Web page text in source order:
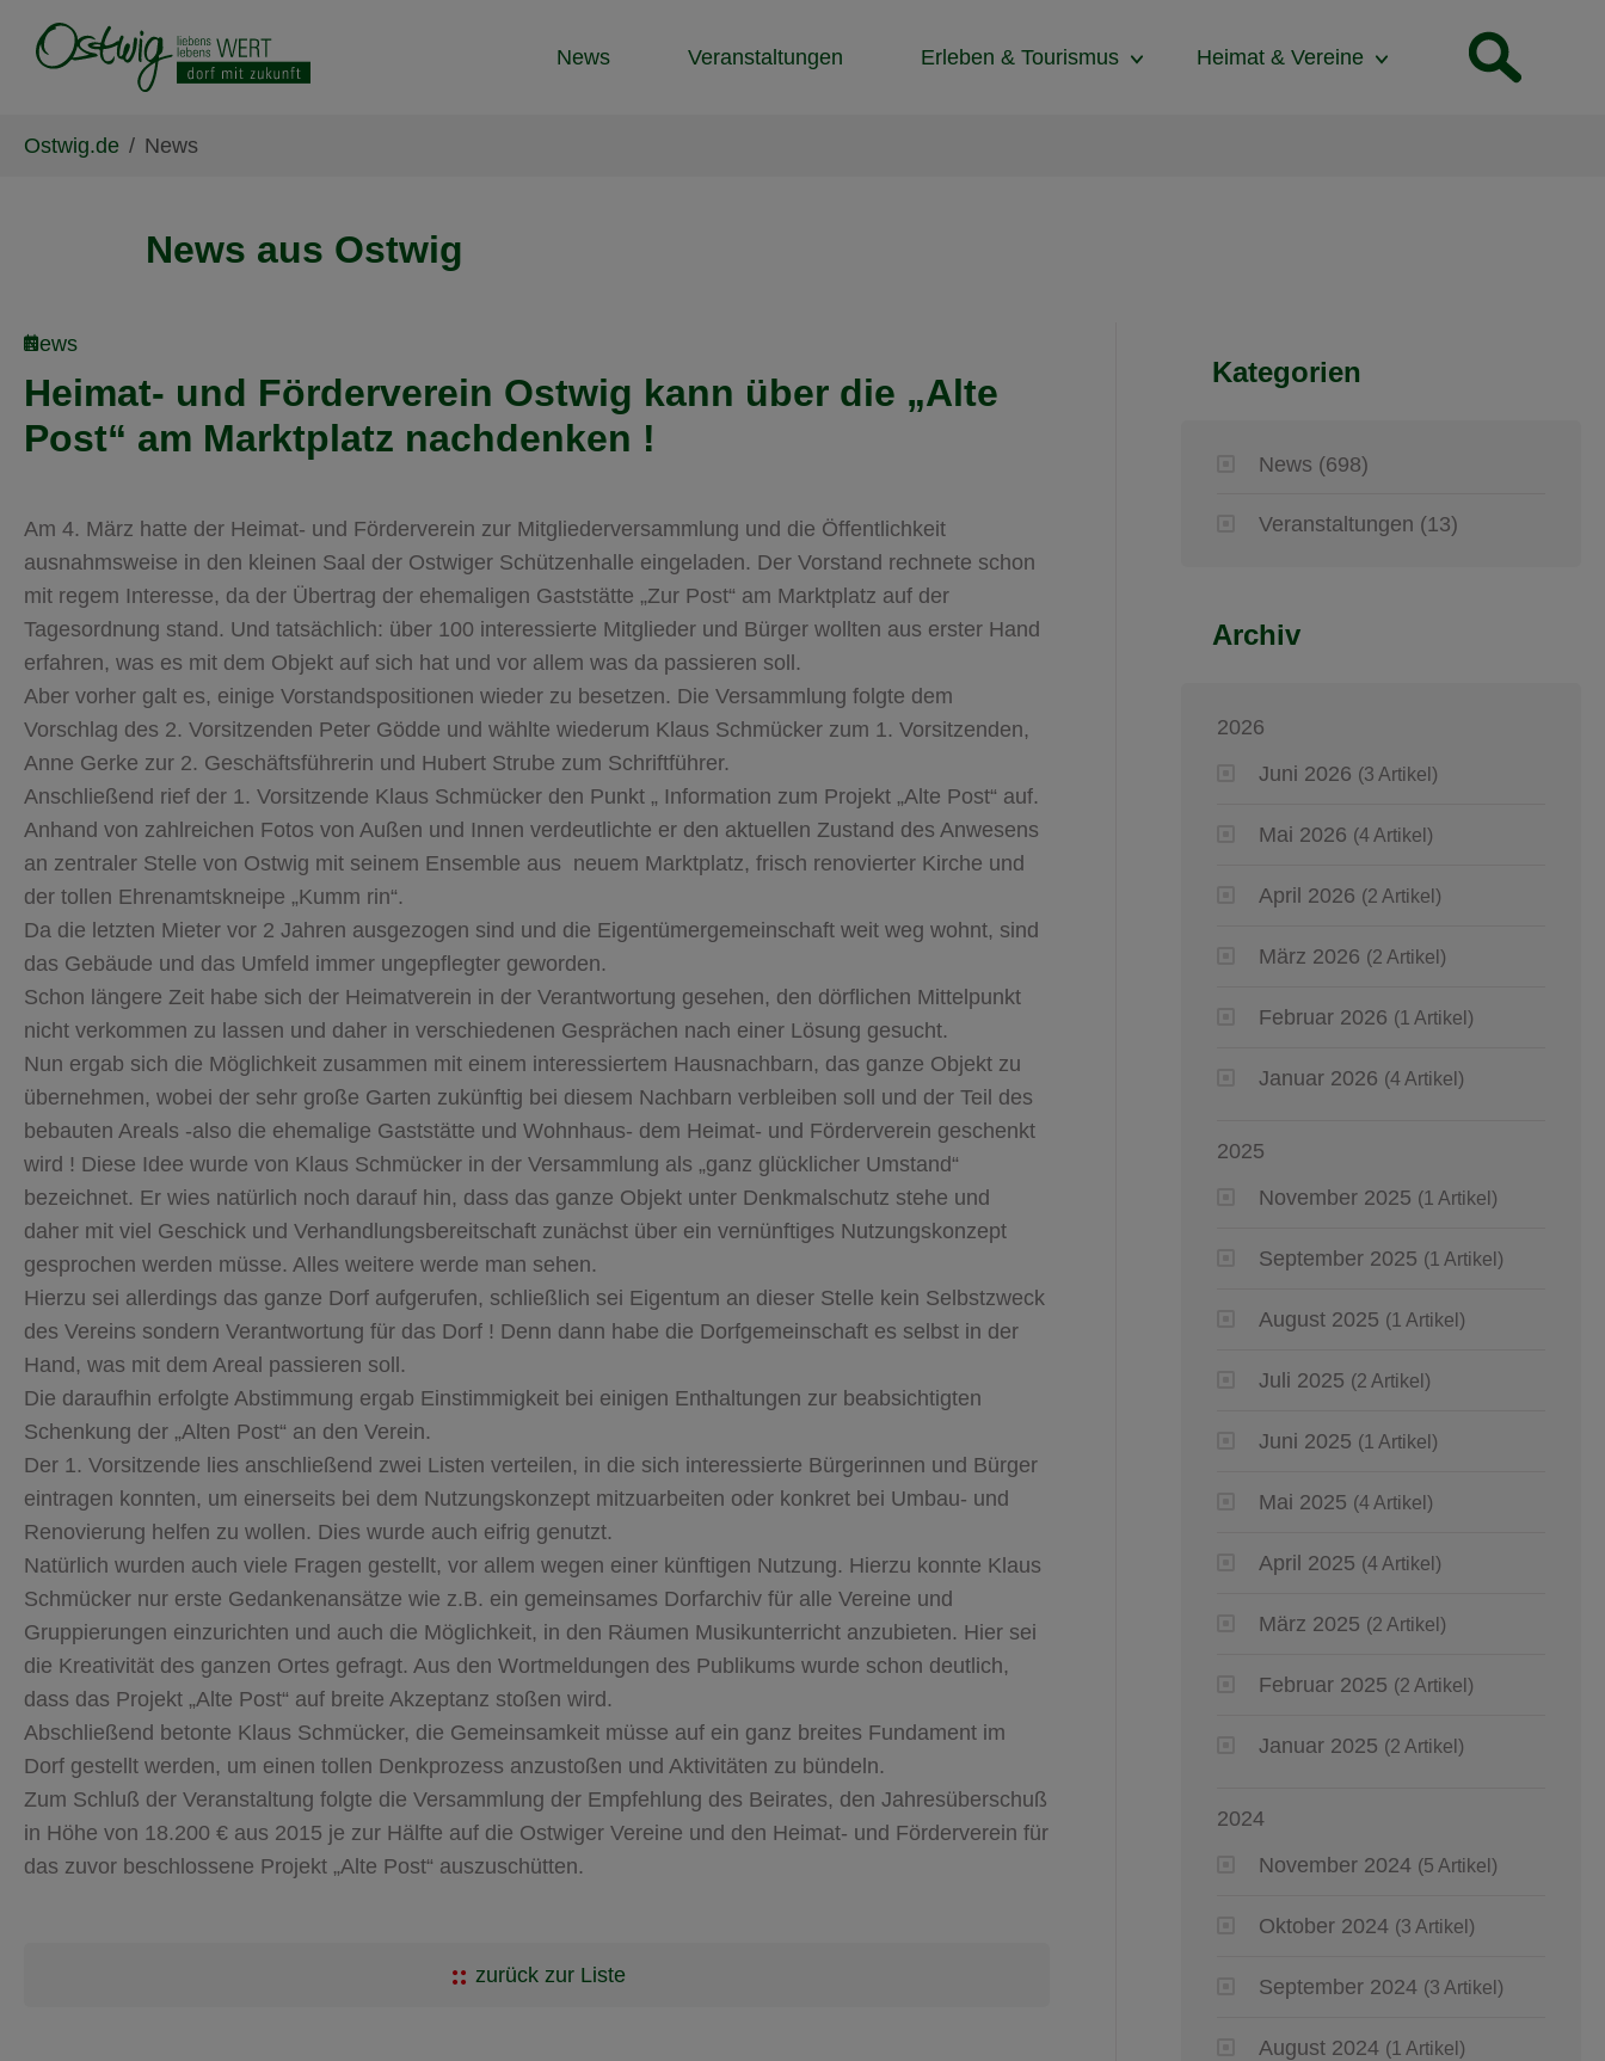
News
Veranstaltungen Erleben & Tourismus Heimat & Vereine
Ostwig.de News
News aus Ostwig
News
Heimat- und Förderverein Ostwig kann über die „Alte
Post“ am Marktplatz nachdenken !
Am 4. März hatte der Heimat- und Förderverein zur Mitgliederversammlung und die Öffentlichkeit
ausnahmsweise in den kleinen Saal der Ostwiger Schützenhalle eingeladen. Der Vorstand rechnete schon
mit regem Interesse, da der Übertrag der ehemaligen Gaststätte „Zur Post“ am Marktplatz auf der
Tagesordnung stand. Und tatsächlich: über 100 interessierte Mitglieder und Bürger wollten aus erster Hand
erfahren, was es mit dem Objekt auf sich hat und vor allem was da passieren soll.
Aber vorher galt es, einige Vorstandspositionen wieder zu besetzen. Die Versammlung folgte dem
Vorschlag des 2. Vorsitzenden Peter Gödde und wählte wiederum Klaus Schmücker zum 1. Vorsitzenden,
Anne Gerke zur 2. Geschäftsführerin und Hubert Strube zum Schriftführer.
Anschließend rief der 1. Vorsitzende Klaus Schmücker den Punkt „ Information zum Projekt „Alte Post“ auf.
Anhand von zahlreichen Fotos von Außen und Innen verdeutlichte er den aktuellen Zustand des Anwesens
an zentraler Stelle von Ostwig mit seinem Ensemble aus neuem Marktplatz, frisch renovierter Kirche und
der tollen Ehrenamtskneipe „Kumm rin“.
Da die letzten Mieter vor 2 Jahren ausgezogen sind und die Eigentümergemeinschaft weit weg wohnt, sind
das Gebäude und das Umfeld immer ungepflegter geworden.
Schon längere Zeit habe sich der Heimatverein in der Verantwortung gesehen, den dörflichen Mittelpunkt
nicht verkommen zu lassen und daher in verschiedenen Gesprächen nach einer Lösung gesucht.
Nun ergab sich die Möglichkeit zusammen mit einem interessiertem Hausnachbarn, das ganze Objekt zu
übernehmen, wobei der sehr große Garten zukünftig bei diesem Nachbarn verbleiben soll und der Teil des
bebauten Areals -also die ehemalige Gaststätte und Wohnhaus- dem Heimat- und Förderverein geschenkt
wird ! Diese Idee wurde von Klaus Schmücker in der Versammlung als „ganz glücklicher Umstand“
bezeichnet. Er wies natürlich noch darauf hin, dass das ganze Objekt unter Denkmalschutz stehe und
daher mit viel Geschick und Verhandlungsbereitschaft zunächst über ein vernünftiges Nutzungskonzept
gesprochen werden müsse. Alles weitere werde man sehen.
Hierzu sei allerdings das ganze Dorf aufgerufen, schließlich sei Eigentum an dieser Stelle kein Selbstzweck
des Vereins sondern Verantwortung für das Dorf ! Denn dann habe die Dorfgemeinschaft es selbst in der
Hand, was mit dem Areal passieren soll.
Die daraufhin erfolgte Abstimmung ergab Einstimmigkeit bei einigen Enthaltungen zur beabsichtigten
Schenkung der „Alten Post“ an den Verein.
Der 1. Vorsitzende lies anschließend zwei Listen verteilen, in die sich interessierte Bürgerinnen und Bürger
eintragen konnten, um einerseits bei dem Nutzungskonzept mitzuarbeiten oder konkret bei Umbau- und
Renovierung helfen zu wollen. Dies wurde auch eifrig genutzt.
Natürlich wurden auch viele Fragen gestellt, vor allem wegen einer künftigen Nutzung. Hierzu konnte Klaus
Schmücker nur erste Gedankenansätze wie z.B. ein gemeinsames Dorfarchiv für alle Vereine und
Gruppierungen einzurichten und auch die Möglichkeit, in den Räumen Musikunterricht anzubieten. Hier sei
die Kreativität des ganzen Ortes gefragt. Aus den Wortmeldungen des Publikums wurde schon deutlich,
dass das Projekt „Alte Post“ auf breite Akzeptanz stoßen wird.
Abschließend betonte Klaus Schmücker, die Gemeinsamkeit müsse auf ein ganz breites Fundament im
Dorf gestellt werden, um einen tollen Denkprozess anzustoßen und Aktivitäten zu bündeln.
Zum Schluß der Veranstaltung folgte die Versammlung der Empfehlung des Beirates, den Jahresüberschuß
in Höhe von 18.200 € aus 2015 je zur Hälfte auf die Ostwiger Vereine und den Heimat- und Förderverein für
das zuvor beschlossene Projekt „Alte Post“ auszuschütten.
zurück zur Liste
Kategorien
News (698)
Veranstaltungen (13)
Archiv
2026
Juni 2026 (3 Artikel)
Mai 2026 (4 Artikel)
April 2026 (2 Artikel)
März 2026 (2 Artikel)
Februar 2026 (1 Artikel)
Januar 2026 (4 Artikel)
2025
November 2025 (1 Artikel)
September 2025 (1 Artikel)
August 2025 (1 Artikel)
Juli 2025 (2 Artikel)
Juni 2025 (1 Artikel)
Mai 2025 (4 Artikel)
April 2025 (4 Artikel)
März 2025 (2 Artikel)
Februar 2025 (2 Artikel)
Januar 2025 (2 Artikel)
2024
November 2024 (5 Artikel)
Oktober 2024 (3 Artikel)
September 2024 (3 Artikel)
August 2024 (1 Artikel)